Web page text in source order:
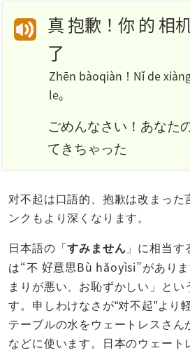
真 抱歉！你 的 相
了
Zhēn bàoqiàn！Nǐ de
le。
ごめんなさい！あなた
てきちゃった
对不起は口語的、抱歉は改まった
ンクもより深くなります。
日本語の「すみません 」に相当す
は“不 好意思Bù hǎoyìsi”があり
まりが悪い、お恥ずかしい」とい
す。申しわけなさが“对不起”より
テーブルの水をウェートレスさん
などに使います。日本のウェート